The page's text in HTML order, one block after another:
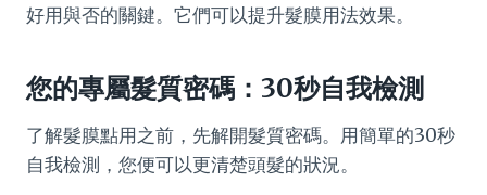
好用與否的關鍵。它們可以提升髮膜用法效果。
您的專屬髮質密碼：30秒自我檢測
了解髮膜點用之前，先解開髮質密碼。用簡單的30秒
自我檢測，您便可以更清楚頭髮的狀況。